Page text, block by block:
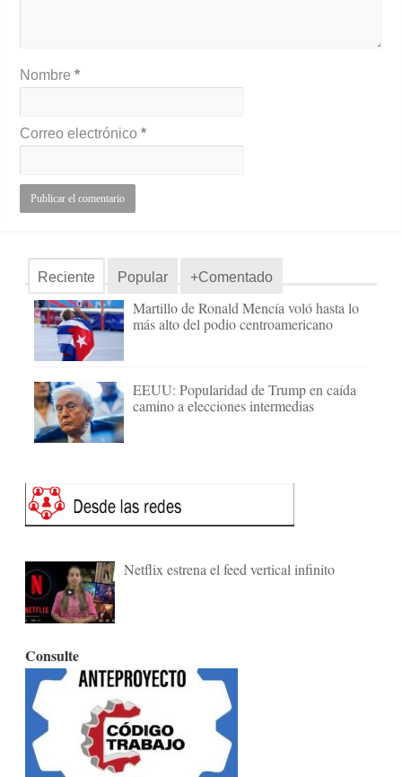
Nombre*
Correo electrónico*
Reciente Popular +Comentado
Martillo de Ronald Mencía voló hasta lo
más alto del podio centroamericano
EEUU: Popularidad de Trump en caída
camino a elecciones intermedias
Netflix estrena el feed vertical infinito
Consulte